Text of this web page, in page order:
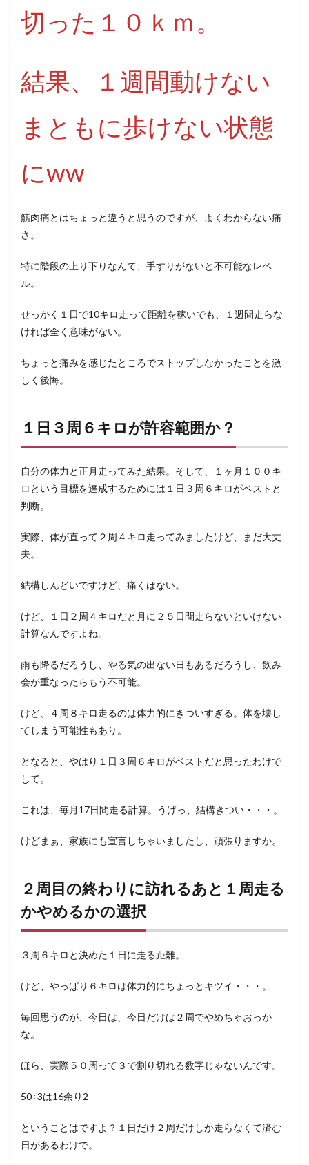
切った１０ｋｍ。
結果、１週間動けない
まともに歩けない状態
にww
筋肉痛とはちょっと違うと思うのですが、よくわからない痛
さ。
特に階段の上り下りなんて、手すりがないと不可能なレベ
ル。
せっかく１日で10キロ走って距離を稼いでも、１週間走らな
ければ全く意味がない。
ちょっと痛みを感じたところでストップしなかったことを激
しく後悔。
１日３周６キロが許容範囲か？
自分の体力と正月走ってみた結果。そして、１ヶ月１００キ
ロという目標を達成するためには１日３周６キロがベストと
判断。
実際、体が直って２周４キロ走ってみましたけど、まだ大丈
夫。
結構しんどいですけど、痛くはない。
けど、１日２周４キロだと月に２５日間走らないといけない
計算なんですよね。
雨も降るだろうし、やる気の出ない日もあるだろうし、飲み
会が重なったらもう不可能。
けど、４周８キロ走るのは体力的にきついすぎる。体を壊し
てしまう可能性もあり。
となると、やはり１日３周６キロがベストだと思ったわけで
して。
これは、毎月17日間走る計算。うげっ、結構きつい・・・。
けどまぁ、家族にも宣言しちゃいましたし、頑張りますか。
２周目の終わりに訪れるあと１周走る
かやめるかの選択
３周６キロと決めた１日に走る距離。
けど、やっぱり６キロは体力的にちょっとキツイ・・・。
毎回思うのが、今日は、今日だけは２周でやめちゃおっか
な。
ほら、実際５０周って３で割り切れる数字じゃないんです。
50÷3は16余り2
ということはですよ？１日だけ２周だけしか走らなくて済む
日があるわけで。